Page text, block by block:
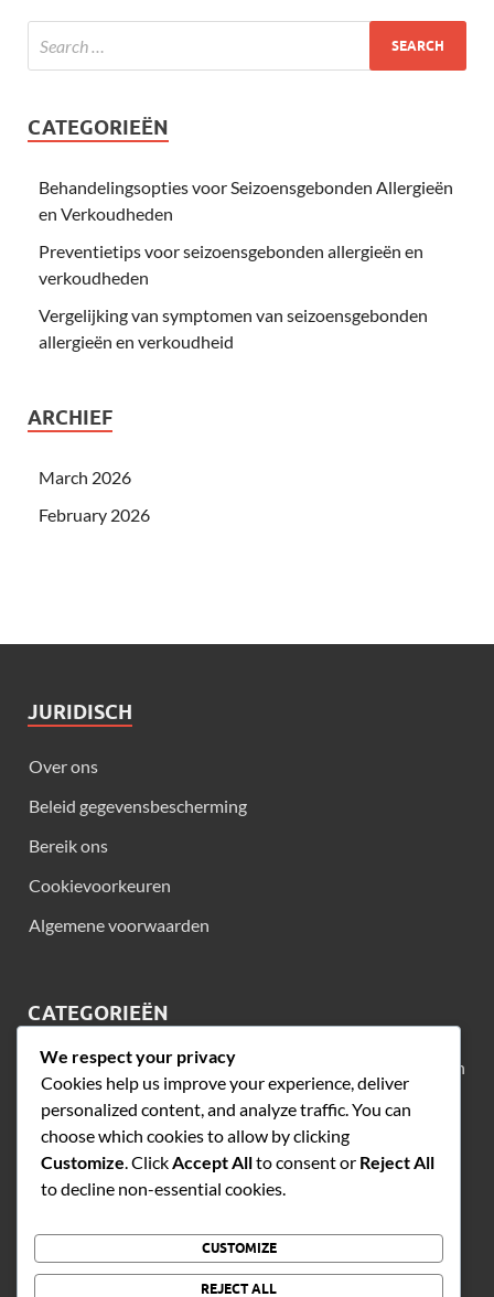
CATEGORIEËN
Behandelingsopties voor Seizoensgebonden Allergieën
en Verkoudheden
Preventietips voor seizoensgebonden allergieën en
verkoudheden
Vergelijking van symptomen van seizoensgebonden
allergieën en verkoudheid
ARCHIEF
March 2026
February 2026
JURIDISCH
Over ons
Beleid gegevensbescherming
Bereik ons
Cookievoorkeuren
Algemene voorwaarden
CATEGORIEËN
Behandelingsopties voor Seizoensgebonden Allergieën en
Verkoudheden
Preventietips voor seizoensgebonden allergieën en
verkoudheden
Vergelijking van symptomen van seizoensgebonden
We respect your privacy
Cookies help us improve your experience, deliver
personalized content, and analyze traffic. You can
choose which cookies to allow by clicking
Customize . Click Accept Allto consent or Reject All
to decline non-essential cookies.
CUSTOMIZE
REJECT ALL